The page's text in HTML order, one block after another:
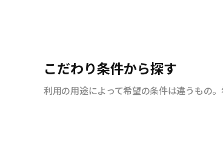
こだわり条件から探す
利用の用途によって希望の条件は違うもの